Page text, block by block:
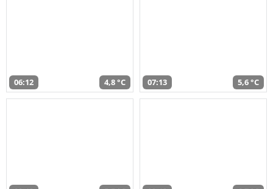
06:12 4,8 °C 07:13 5,6 °C